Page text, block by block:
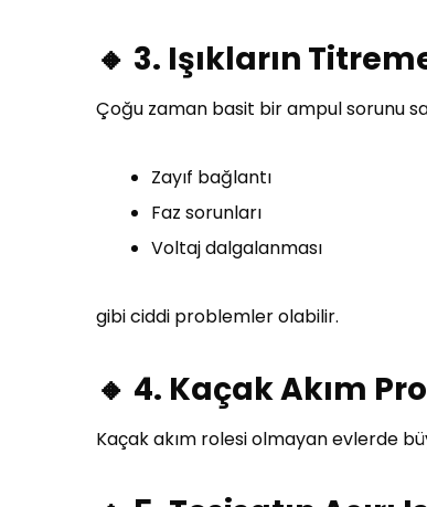
🔸 3. Işıkların
Çoğu zaman basit bir ampul sorunu
Zayıf bağlantı
Faz sorunları
Voltaj dalgalanması
gibi ciddi problemler olabilir.
🔸 4. Kaçak Akım
Kaçak akım rolesi olmayan evlerde